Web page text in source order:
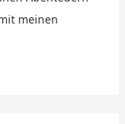
meinen